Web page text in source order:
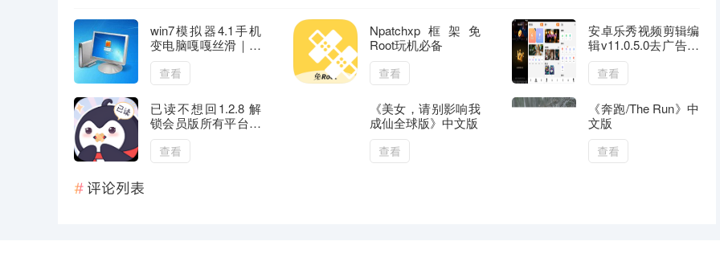
win7模拟器4.1手机
变电脑嘎嘎丝滑｜绿
化版
查看
Npatchxp框架免
Root玩机必备
查看
安卓乐秀视频剪辑编
辑v11.0.5.0去广告解
锁VIP版
查看
已读不想回1.2.8 解
锁会员版所有平台消
息防撤回
查看
《美女，请别影响我
成仙全球版》中文版
查看
《奔跑/The Run》中
文版
查看
评论列表